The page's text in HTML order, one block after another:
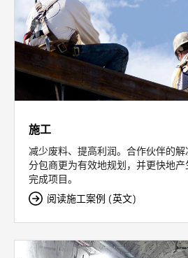
施工
减少废料、提高利润。合作伙伴的
分包商更为有效地规划，并更快地
完成项目。
阅读施工案例 (英文)